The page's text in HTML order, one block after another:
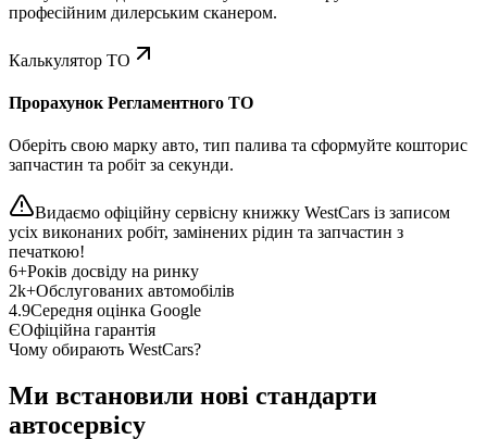
професійним дилерським сканером.
Калькулятор ТО
Прорахунок Регламентного ТО
Оберіть свою марку авто, тип палива та сформуйте кошторис
запчастин та робіт за секунди.
Видаємо офіційну сервісну книжку WestCars із записом
усіх виконаних робіт, замінених рідин та запчастин з
печаткою!
6+Років досвіду на ринку
2k+Обслугованих автомобілів
4.9Середня оцінка Google
ЄОфіційна гарантія
Чому обирають WestCars?
Ми встановили нові стандарти
автосервісу